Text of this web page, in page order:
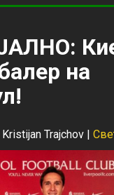
на
Kristijan Trajchov |